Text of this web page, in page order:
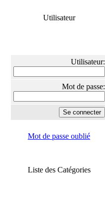
Utilisateur
Utilisateur:
Mot de passe:
Mot de passe oublié
Liste des Catégories